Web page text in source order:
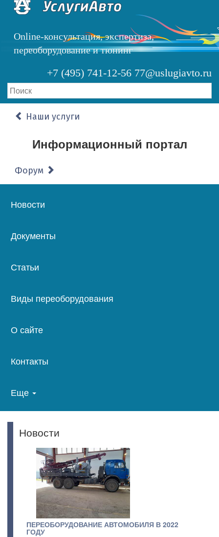
Перейти
содержанию
Online-консультация, экспертиза,
переоборудование и тюнинг
+7 (495) 741-12-56 77@uslugiavto.ru
Наши услуги
Информационный портал
Форум
Основная
Новости
Документы
Статьи
Виды переоборудования
О сайте
Контакты
Еще
Новости
ПЕРЕОБОРУДОВАНИЕ АВТОМОБИЛЯ В 2022
ГОДУ